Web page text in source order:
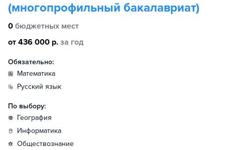
(многопрофильный бакалавриат)
0 бюджетных мест
от 436 000 р. за год
Обязательно:
математика
русский язык
По выбору:
география
информатика
обществознание